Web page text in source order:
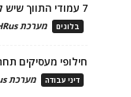
7 עמודי התווך שיש להציב בבסיס תהליך הגיוס ומיתוג המעסיק
בלוגים מערכת HRus
חילופי מעסיקים
דיני עבודה מערכת HRus